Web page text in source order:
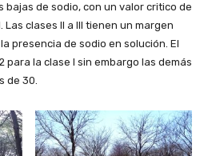
de sodio, con un valor critico de
clases II a III tienen un margen
presencia de sodio en solución. El
para la clase I sin embargo las demás
de 30.